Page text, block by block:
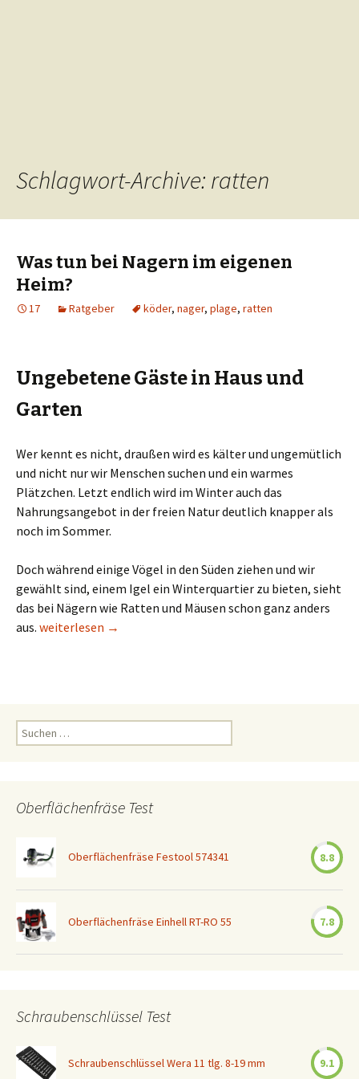
Schlagwort-Archive: ratten
Was tun bei Nagern im eigenen
Heim?
17 Ratgeber köder, nager, plage, ratten
Ungebetene Gäste in Haus und
Garten
Wer kennt es nicht, draußen wird es kälter und ungemütlich
und nicht nur wir Menschen suchen und ein warmes
Plätzchen. Letzt endlich wird im Winter auch das
Nahrungsangebot in der freien Natur deutlich knapper als
noch im Sommer.
Doch während einige Vögel in den Süden ziehen und wir
gewählt sind, einem Igel ein Winterquartier zu bieten, sieht
das bei Nägern wie Ratten und Mäusen schon ganz anders
aus. Was tun bei Nagern im eigenen Heim?
weiterlesen →
Suchen
nach:
Oberflächenfräse Test
Oberflächenfräse Festool 574341 8.8
Oberflächenfräse Einhell RT-RO 55 7.8
Schraubenschlüssel Test
Schraubenschlüssel Wera 11 tlg. 8-19 mm 9.1